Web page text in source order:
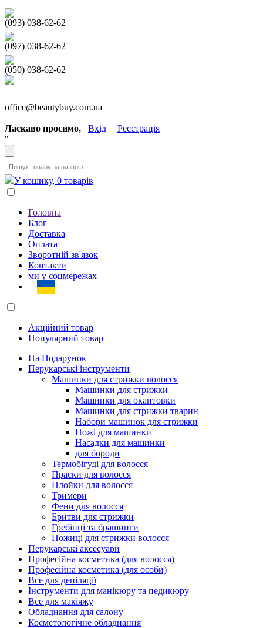
(093) 038-62-62
(097) 038-62-62
(050) 038-62-62
office@beautybuy.com.ua
Ласкаво просимо, Вхід | Реєстрація
"
У кошику, 0 товарів
Головна
Блог
Доставка
Оплата
Зворотній зв'язок
Контакти
ми у соцмережах
Акційний товар
Популярний товар
На Подарунок
Перукарські інструменти
Машинки для стрижки волосся
Машинки для стрижки
Машинки для окантовки
Машинки для стрижки тварин
Набори машинок для стрижки
Ножі для машинки
Насадки для машинки
для бороди
Термобігуді для волосся
Праски для волосся
Плойки для волосся
Тримери
Фени для волосся
Бритви для стрижки
Гребінці та брашинги
Ножиці для стрижки волосся
Перукарські аксесуари
Професійна косметика (для волосся)
Професійна косметика (для особи)
Все для депіляції
Інструменти для манікюру та педикюру
Все для макіяжу
Обладнання для салону
Косметологічне обладнання